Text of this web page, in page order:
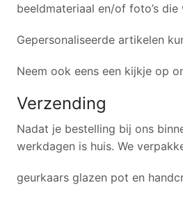
beeldmateriaal en/of foto’s
Gepersonaliseerde artikelen
Neem ook eens een kijkje op
Verzending
Nadat je bestelling bij ons
werkdagen is huis. We
geurkaars glazen pot en